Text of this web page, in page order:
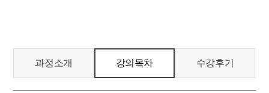
과정소개 강의목차 수강후기